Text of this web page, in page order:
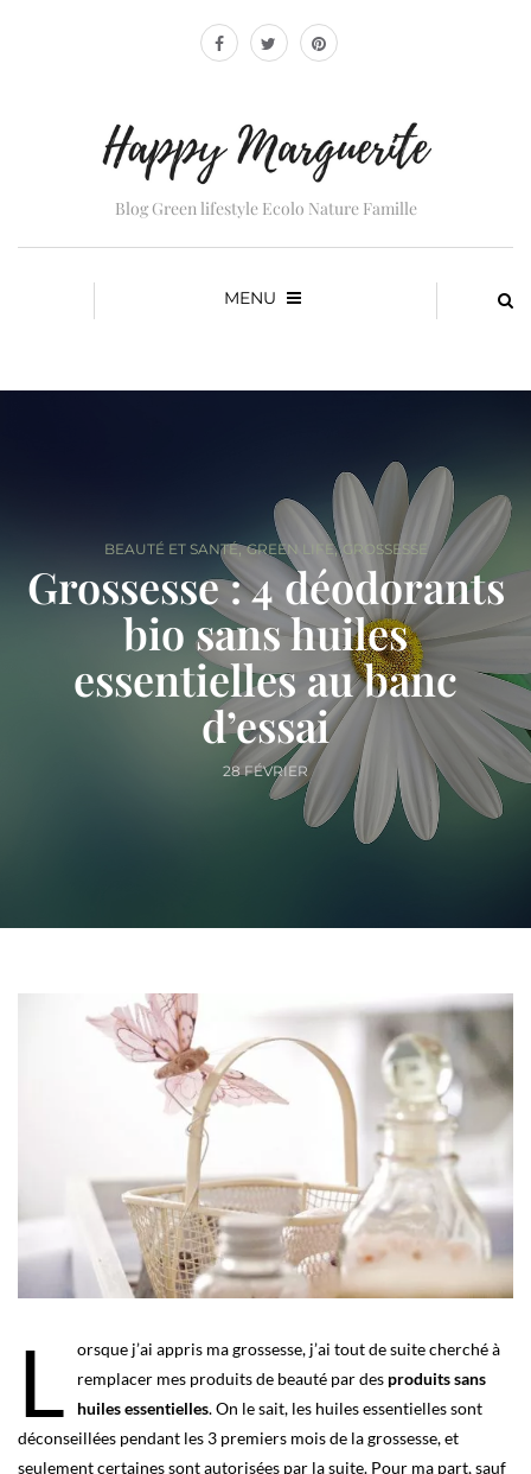
Blog Green lifestyle Ecolo Nature Famille
MENU
BEAUTÉ ET SANTÉ,GREEN LIFE,GROSSESSE
Grossesse : 4 déodorants
bio sans huiles
essentielles au banc
d’essai
28 FÉVRIER
L
orsque j’ai appris ma grossesse, j’ai tout de suite cherché à
remplacer mes produits de beauté par des produits sans
huiles essentielles. On le sait, les huiles essentielles sont
déconseillées pendant les 3 premiers mois de la grossesse, et
seulement certaines sont autorisées par la suite. Pour ma part, sauf